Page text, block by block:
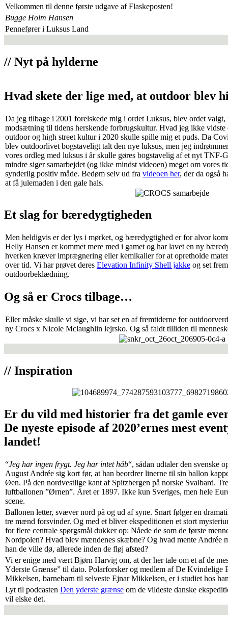
Velkommen til denne første udgave af Flaskeposten!
Bugge Holm Hansen
Pennefører i Luksus Land
// Nyt på hylderne
Hvad skete der lige med, at outdoor blev
Da jeg tilbage i 2001 forelskede mig i ordet Luksus, blev ordet
modsætning til tidens herskende forbrugskultur. Hvad jeg ikke vidste
outdoor og high street kultur i 2020 skulle spille mig et puds. Da
blev outdoorlivet bogstaveligt talt den nye luksus, men jeg
vores ordleg med luksus i år skulle gøres bogstavelig af et nyt TNF-
mindre siger samarbejdet (og ikke mindst videoen) meget om vores
synderlig positiv måde. Bedøm selv ud fra videoen her, der da også
at få julemaden i den gale hals.
Et slag for bæredygtigheden
Men heldigvis er der lys i mørket, og bæredygtighed er for alvor
Helly Hansen er kommet mere med i gamet og har lavet en ny
hverken kræver imprægnering eller kemikalier for at opretholde
over tid. Vi har prøvet deres Elevation Infinity Shell jakke og set
outdoorbeklædning.
Og så er Crocs tilbage…
Eller måske skulle vi sige, vi har set en af fremtiderne for
ny Crocs x Nicole Mclaughlin lejrsko. Og så faldt tilliden til
// Inspiration
Er du vild med historier fra det gamle
De nyeste episode af 2020’ernes mest
landet!
“Jeg har ingen frygt. Jeg har intet håb“, sådan udtaler den svenske
August Andrée sig kort før, at han beordrer linerne til sin ballon
Øen. På den nordvestlige kant af Spitzbergen på norske Svalbard.
luftballonen ”Ørnen”. Året er 1897. Ikke kun Sveriges, men hele
scene.
Ballonen letter, svæver nord på og ud af syne. Snart følger en
tre mænd forsvinder. Og med et bliver ekspeditionen et stort
for flere centrale spørgsmål dukker op: Nåede de som de første
Nordpolen? Hvad blev mændenes skæbne? Og hvad mente Andrée
han de ville dø, allerede inden de fløj afsted?
Vi er enige med vært Bjørn Harvig om, at der her tale om et af de
Yderste Grænse” til dato. Polarforsker og medlem af De Kvindelige
Mikkelsen, barnebarn til selveste Ejnar Mikkelsen, er i studiet hos
Lyt til podcasten Den yderste grænse om de vildeste danske
vil elske det.